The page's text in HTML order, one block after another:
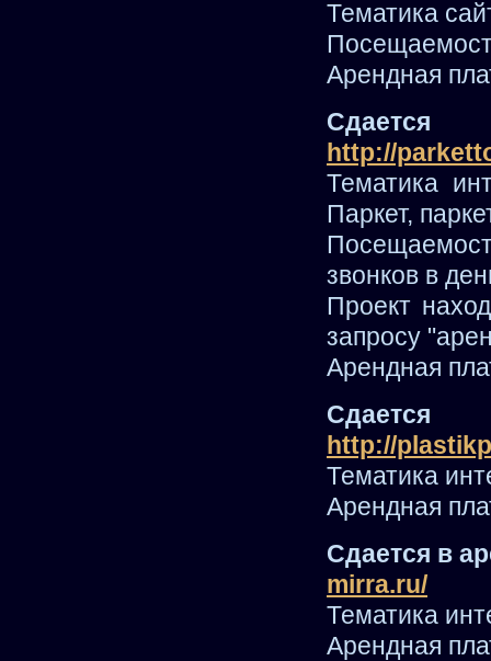
Тематика
Арендная
http://
Тематика
Паркет,
звонков в
Проект
запросу
Арендная
http://
Тематика
Арендная
Сдается в
mirra.ru/
Тематика
Арендная